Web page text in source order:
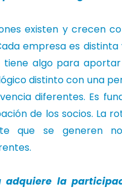
existen y crecen
empresa es
tiene algo para
distinto con una
diferentes. Es
de los socios. La
que se generen
adquiere la